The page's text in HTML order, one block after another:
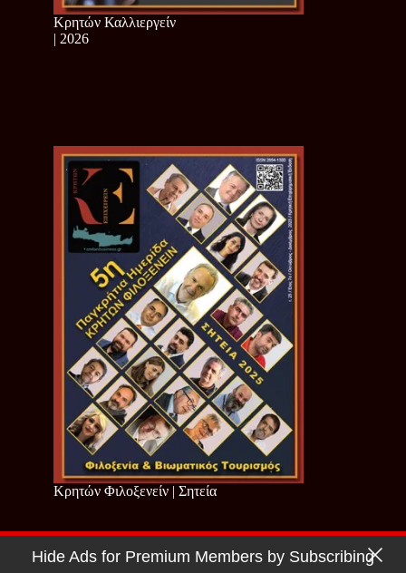
Κρητών Καλλιεργείν
| 2026
Κρητών Φιλοξενείν | Σητεία
Copyright © 2026 - Cretan Business | Κρητών Επιχειρείν
Hide Ads for Premium Members by Subscribing